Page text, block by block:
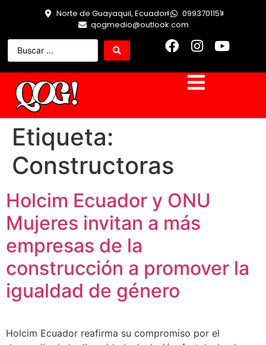
Norte de Guayaquil, Ecuador
0993701151
qogmedio@outlook.com
Etiqueta:
Constructoras
Holcim Ecuador y ONU
Mujeres invitan a más
empresas de la
construcción a promover la
igualdad de género
Holcim Ecuador reafirma su compromiso por el